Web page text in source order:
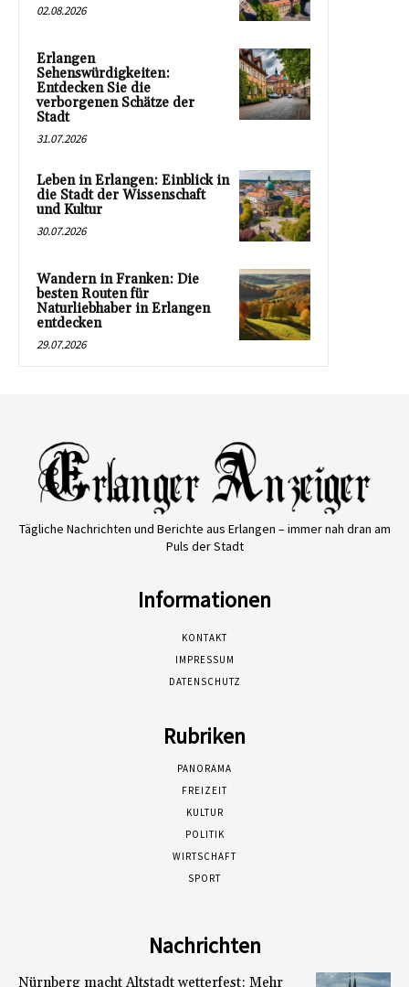
02.08.2026
Erlangen
Sehenswürdigkeiten:
Entdecken Sie die
verborgenen Schätze der
Stadt
31.07.2026
Leben in Erlangen: Einblick in
die Stadt der Wissenschaft
und Kultur
30.07.2026
Wandern in Franken: Die
besten Routen für
Naturliebhaber in Erlangen
entdecken
29.07.2026
Tägliche Nachrichten und Berichte aus Erlangen – immer nah dran am
Puls der Stadt
Informationen
KONTAKT
IMPRESSUM
DATENSCHUTZ
Rubriken
PANORAMA
FREIZEIT
KULTUR
POLITIK
WIRTSCHAFT
SPORT
Nachrichten
Nürnberg macht Altstadt wetterfest: Mehr